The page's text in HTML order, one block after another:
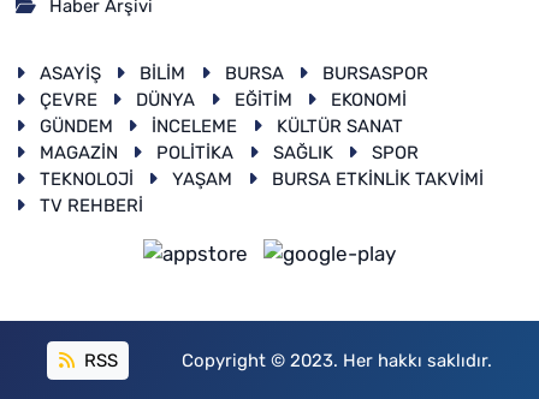
Haber Arşivi
ASAYİŞ BİLİM BURSA
BURSASPOR
ÇEVRE
DÜNYA EĞİTİM
EKONOMİ
GÜNDEM
İNCELEME
KÜLTÜR SANAT
MAGAZİN
POLİTİKA SAĞLIK
SPOR
TEKNOLOJİ
YAŞAM
BURSA ETKİNLİK TAKVİMİ
TV REHBERİ
RSS Copyright © 2023. Her hakkı saklıdır.